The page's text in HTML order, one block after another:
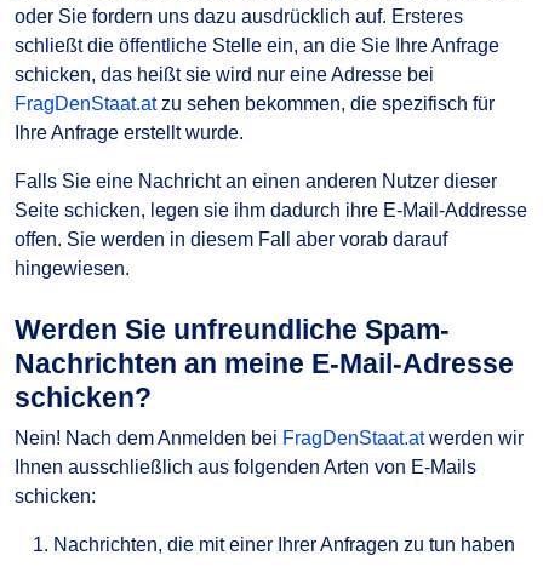
oder Sie fordern uns dazu ausdrücklich auf. Ersteres
schließt die öffentliche Stelle ein, an die Sie Ihre Anfrage
schicken, das heißt sie wird nur eine Adresse bei
FragDenStaat.atzu sehen bekommen, die spezifisch für
Ihre Anfrage erstellt wurde.
Falls Sie eine Nachricht an einen anderen Nutzer dieser
Seite schicken, legen sie ihm dadurch ihre E-Mail-Addresse
offen. Sie werden in diesem Fall aber vorab darauf
hingewiesen.
Werden Sie unfreundliche Spam-
Nachrichten an meine E-Mail-Adresse
schicken?
Nein! Nach dem Anmelden bei FragDenStaat.atwerden wir
Ihnen ausschließlich aus folgenden Arten von E-Mails
schicken:
Nachrichten, die mit einer Ihrer Anfragen zu tun haben